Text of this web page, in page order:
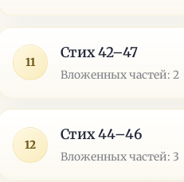
11
Стих 42–47
Вложенных частей: 2
12
Стих 44–46
Вложенных частей: 3